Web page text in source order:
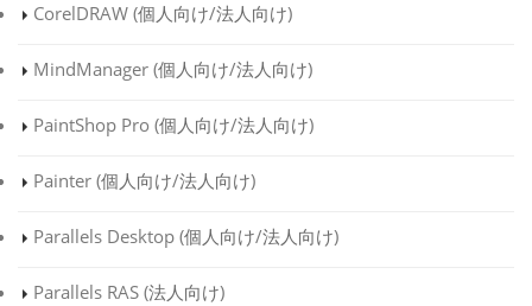
CorelDRAW (個人向け/法人向け)
MindManager (個人向け/法人向け)
PaintShop Pro (個人向け/法人向け)
Painter (個人向け/法人向け)
Parallels Desktop (個人向け/法人向け)
Parallels RAS (法人向け)